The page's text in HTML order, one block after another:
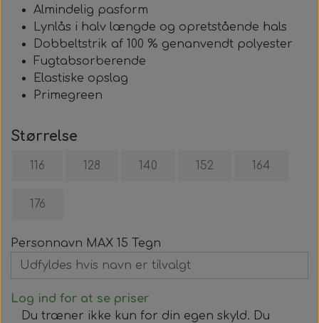
Almindelig pasform
Lynlås i halv længde og opretstående hals
Dobbeltstrik af 100 % genanvendt polyester
Fugtabsorberende
Elastiske opslag
Primegreen
Størrelse
116 128 140 152 164
176
Personnavn MAX 15 Tegn
Log ind for at se priser
Du træner ikke kun for din egen skyld. Du